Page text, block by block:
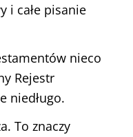
i całe pisanie
nieco
Rejestr
niedługo.
To znaczy